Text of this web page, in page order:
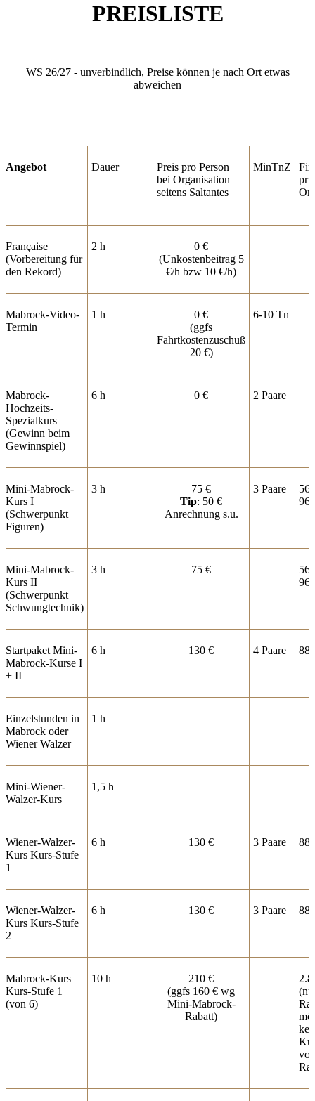
PREISLISTE
WS 26/27 - unverbindlich, Preise können je nach Ort etwas
abweichen
Angebot Dauer
Preis pro Person
bei Organisation
seitens Saltantes
MinTnZ
Française
(Vorbereitung für
den Rekord)
2 h
0 €
(Unkostenbeitrag 5
€/h bzw 10 €/h)
Mabrock-Video-
Termin
1 h
0 €
(ggfs
Fahrtkostenzuschuß
20 €)
6-10 Tn
Mabrock-
Hochzeits-
Spezialkurs
(Gewinn beim
Gewinnspiel)
6 h 0 € 2 Paare
Mini-Mabrock-
Kurs I
(Schwerpunkt
Figuren)
3 h
75 €
Tip: 50 €
Anrechnung s.u.
3 Paare
Mini-Mabrock-
Kurs II
(Schwerpunkt
Schwungtechnik)
3 h 75 €
Startpaket Mini-
Mabrock-Kurse I
+ II
6 h 130 € 4 Paare
Einzelstunden in
Mabrock oder
Wiener Walzer
1 h
Mini-Wiener-
Walzer-Kurs
1,5 h
Wiener-Walzer-
Kurs Kurs-Stufe
1
6 h 130 € 3 Paare
Wiener-Walzer-
Kurs Kurs-Stufe
2
6 h 130 € 3 Paare
Mabrock-Kurs
Kurs-Stufe 1
(von 6)
10 h
210 €
(ggfs 160 € wg
Mini-Mabrock-
Rabatt)
von